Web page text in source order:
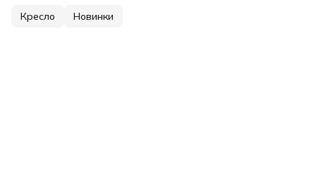
Кресло Новинки